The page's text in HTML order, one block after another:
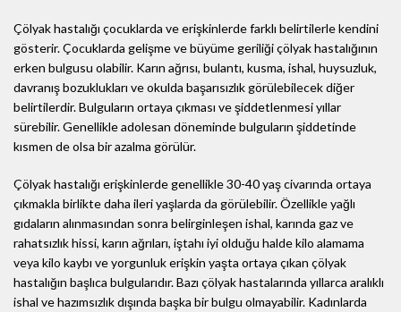
Çölyak hastalığı çocuklarda ve erişkinlerde farklı belirtilerle kendini
gösterir. Çocuklarda gelişme ve büyüme geriliği çölyak hastalığının
erken bulgusu olabilir. Karın ağrısı, bulantı, kusma, ishal, huysuzluk,
davranış bozuklukları ve okulda başarısızlık görülebilecek diğer
belirtilerdir. Bulguların ortaya çıkması ve şiddetlenmesi yıllar
sürebilir. Genellikle adolesan döneminde bulguların şiddetinde
kısmen de olsa bir azalma görülür.
Çölyak hastalığı erişkinlerde genellikle 30-40 yaş civarında ortaya
çıkmakla birlikte daha ileri yaşlarda da görülebilir. Özellikle yağlı
gıdaların alınmasından sonra belirginleşen ishal, karında gaz ve
rahatsızlık hissi, karın ağrıları, iştahı iyi olduğu halde kilo alamama
veya kilo kaybı ve yorgunluk erişkin yaşta ortaya çıkan çölyak
hastalığın başlıca bulgularıdır. Bazı çölyak hastalarında yıllarca aralıklı
ishal ve hazımsızlık dışında başka bir bulgu olmayabilir. Kadınlarda